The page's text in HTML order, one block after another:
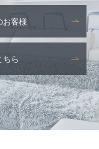
お客様
ちら